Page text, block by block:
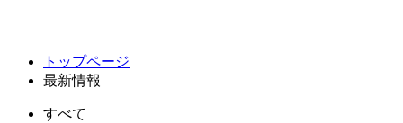
トップページ
最新情報
すべて